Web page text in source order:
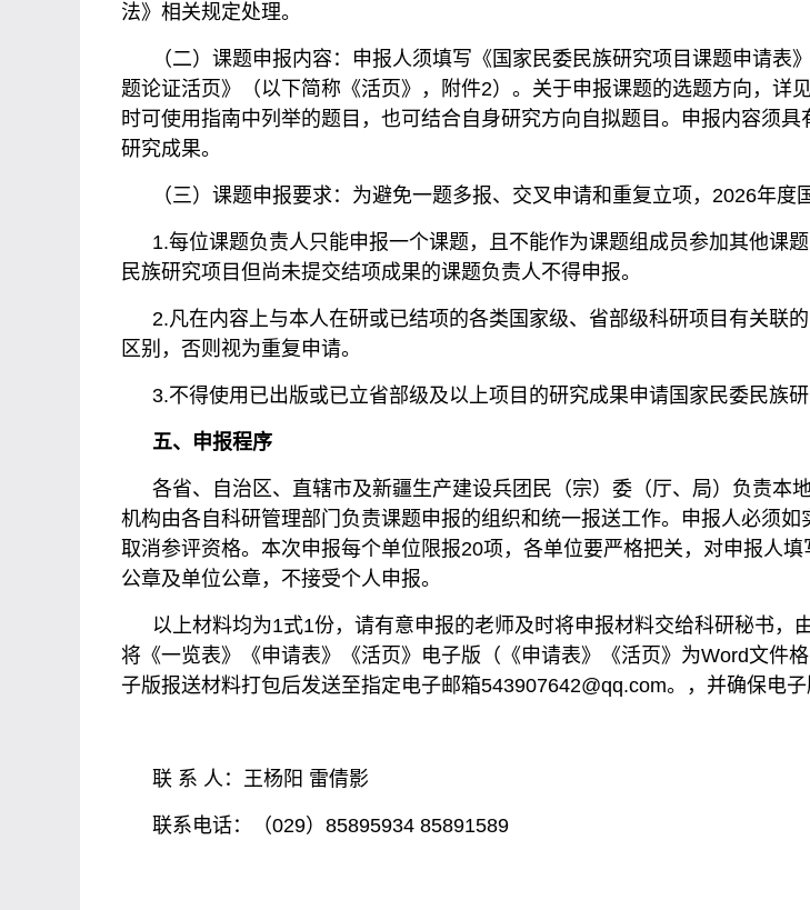
法》相关规定处理。
（二）课题申报内容：申报人须填写《国家民委民族研究项目课题申请
题论证活页》（以下简称《活页》，附件2）。关于申报课题的选题方向，详
时可使用指南中列举的题目，也可结合自身研究方向自拟题目。申报内容须
研究成果。
（三）课题申报要求：为避免一题多报、交叉申请和重复立项，2026年度
1.每位课题负责人只能申报一个课题，且不能作为课题组成员参加其他课
民族研究项目但尚未提交结项成果的课题负责人不得申报。
2.凡在内容上与本人在研或已结项的各类国家级、省部级科研项目有关联
区别，否则视为重复申请。
3.不得使用已出版或已立省部级及以上项目的研究成果申请国家民委民族研
五、申报程序
各省、自治区、直辖市及新疆生产建设兵团民（宗）委（厅、局）负责本
机构由各自科研管理部门负责课题申报的组织和统一报送工作。申报人必须
取消参评资格。本次申报每个单位限报20项，各单位要严格把关，对申报人
公章及单位公章，不接受个人申报。
以上材料均为1式1份，请有意申报的老师及时将申报材料交给科研秘书，
将《一览表》《申请表》《活页》电子版（《申请表》《活页》为Word文件
子版报送材料打包后发送至指定电子邮箱543907642@qq.com。，并确保电
联 系 人：王杨阳 雷倩影
联系电话：（029）85895934 85891589